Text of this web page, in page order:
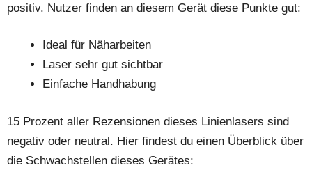
positiv. Nutzer finden an diesem Gerät diese Punkte gut:
Ideal für Näharbeiten
Laser sehr gut sichtbar
Einfache Handhabung
15 Prozent aller Rezensionen dieses Linienlasers sind
negativ oder neutral. Hier findest du einen Überblick über
die Schwachstellen dieses Gerätes: